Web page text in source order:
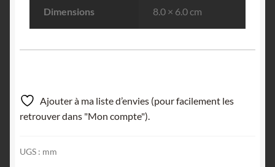
Dimensions 8.0 × 6.0 cm
Ajouter à ma liste d’envies (pour facilement les
retrouver dans "Mon compte").
UGS : mm